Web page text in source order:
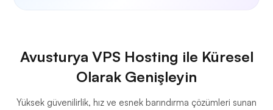
Avusturya VPS Hosting ile Küresel
Olarak Genişleyin
Yüksek güvenilirlik, hız ve esnek barındırma çözümleri sunan